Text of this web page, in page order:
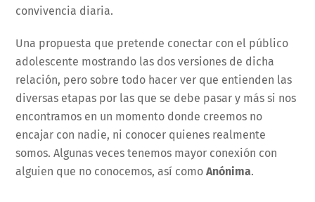
convivencia diaria.
Una propuesta que pretende conectar con el público
adolescente mostrando las dos versiones de dicha
relación, pero sobre todo hacer ver que entienden las
diversas etapas por las que se debe pasar y más si nos
encontramos en un momento donde creemos no
encajar con nadie, ni conocer quienes realmente
somos. Algunas veces tenemos mayor conexión con
alguien que no conocemos, así comoAnónima.